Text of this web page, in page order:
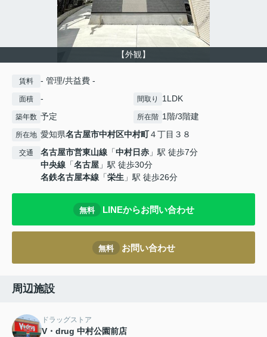
【外観】
賃料 - 管理/共益費 -
面積 - 間取り 1LDK
築年数 予定 所在階 1階/3階建
所在地 愛知県名古屋市中村区中村町４丁目３８
交通 名古屋市営東山線 「中村日赤 」駅 徒歩7分
中央線 「名古屋 」駅 徒歩30分
名鉄名古屋本線 「栄生 」駅 徒歩26分
無料 LINEからお問い合わせ
無料 お問い合わせ
周辺施設
ドラッグストア
V・drug 中村公園前店